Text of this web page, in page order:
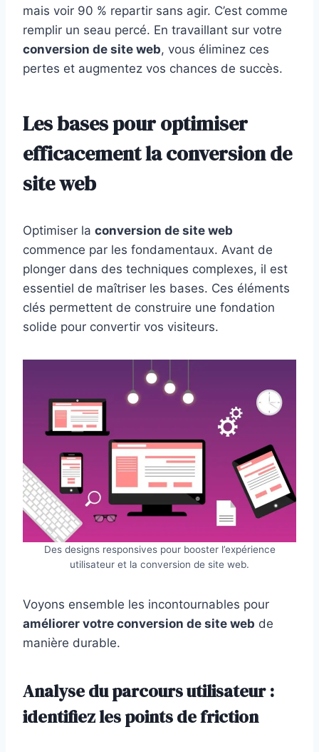
mais voir 90 % repartir sans agir. C’est comme
remplir un seau percé. En travaillant sur votre
conversion de site web, vous éliminez ces
pertes et augmentez vos chances de succès.
Les bases pour optimiser
efficacement la conversion de
site web
Optimiser la conversion de site web
commence par les fondamentaux. Avant de
plonger dans des techniques complexes, il est
essentiel de maîtriser les bases. Ces éléments
clés permettent de construire une fondation
solide pour convertir vos visiteurs.
Des designs responsives pour booster l’expérience
utilisateur et la conversion de site web.
Voyons ensemble les incontournables pour
améliorer votre conversion de site web de
manière durable.
Analyse du parcours utilisateur :
identifiez les points de friction